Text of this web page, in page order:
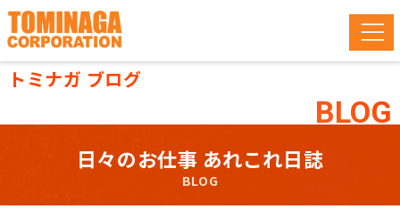
トミナガ ブログ
BLOG
日々のお仕事 あれこれ日誌
BLOG